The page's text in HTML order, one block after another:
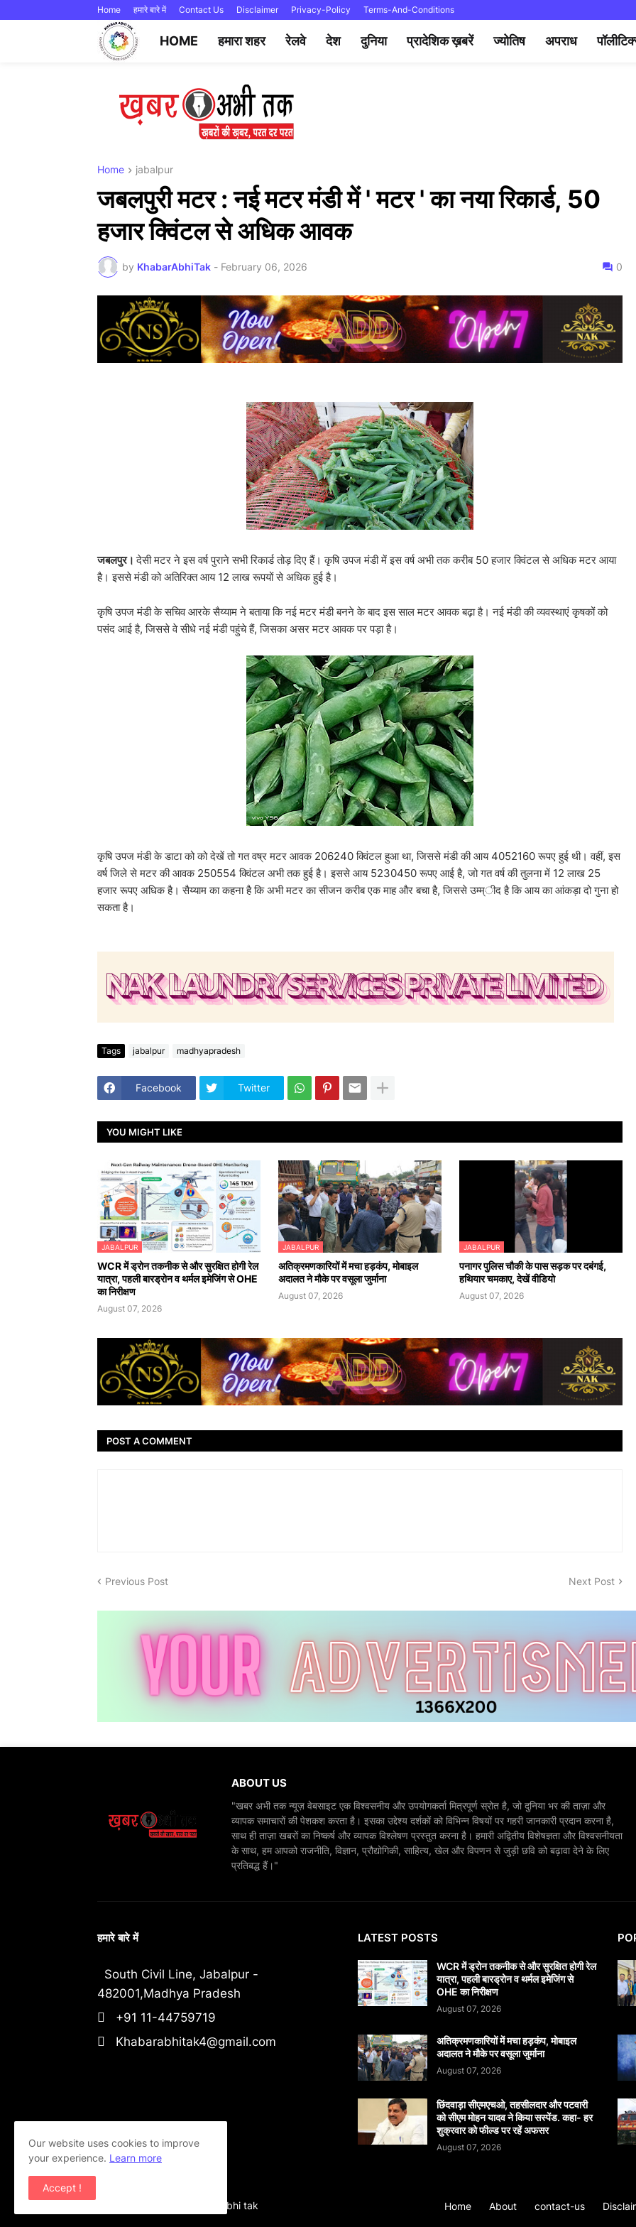
Home हमारे बारे में Contact Us Disclaimer Privacy-Policy Terms-And-Conditions
HOME हमारा शहर रेलवे देश दुनिया प्रादेशिक ख़बरें ज्योतिष अपराध
Home jabalpur
जबलपुरी मटर : नई मटर मंडी में ' मटर ' का नया रिकार्ड, 50
हजार क्विंटल से अधिक आवक
by KhabarAbhiTak - February 06, 2026 0
जबलपुर।देसी मटर ने इस वर्ष पुराने सभी रिकार्ड तोड़ दिए हैं। कृषि उपज मंडी में इस वर्ष अभी तक करीब 50 हजार क्विंटल से अधिक मटर आया
है। इससे मंडी को अतिरिक्त आय 12 लाख रूपयों से अधिक हुई है।
कृषि उपज मंडी के सचिव आरके सैय्याम ने बताया कि नई मटर मंडी बनने के बाद इस साल मटर आवक बढ़ा है। नई मंडी की व्यवस्थाएं कृषकों को
पसंद आई है, जिससे वे सीधे नई मंडी पहुंचे हैं, जिसका असर मटर आवक पर पड़ा है।
कृषि उपज मंडी के डाटा को को देखें तो गत वष्र मटर आवक 206240 क्विंटल हुआ था, जिससे मंडी की आय 4052160 रूपए हुई थी। वहीं, इस
वर्ष जिले से मटर की आवक 250554 क्विंटल अभी तक हुई है। इससे आय 5230450 रूपए आई है, जो गत वर्ष की तुलना में 12 लाख 25
हजार रूपए अधिक है। सैय्याम का कहना है कि अभी मटर का सीजन करीब एक माह और बचा है, जिससे उम्म्ीद है कि आय का आंकड़ा दो गुना हो
सकता है।
Tags jabalpur madhyapradesh
Facebook Twitter
YOU MIGHT LIKE
JABALPUR
WCR में ड्रोन तकनीक से और सुरक्षित होगी रेल
यात्रा, पहली बारड्रोन व थर्मल इमेजिंग से OHE
का निरीक्षण
August 07, 2026
JABALPUR
अतिक्रमणकारियों में मचा हड़कंप, मोबाइल
अदालत ने मौके पर वसूला जुर्माना
August 07, 2026
JABALPUR
पनागर पुलिस चौकी के पास सड़क पर दबंगई,
हथियार चमकाए, देखें वीडियो
August 07, 2026
POST A COMMENT
Previous Post Next Post
ABOUT US
"खबर अभी तक न्यूज़ वेबसाइट एक विश्वसनीय और उपयोगकर्ता मित्रपूर्ण स्रोत है, जो दुनिया भर की ताज़ा और
व्यापक समाचारों की पेशकश करता है। इसका उद्देश्य दर्शकों को विभिन्न विषयों पर गहरी जानकारी प्रदान करना है,
साथ ही ताज़ा खबरों का निष्कर्ष और व्यापक विश्लेषण प्रस्तुत करना है। हमारी अद्वितीय विशेषज्ञता और विश्वसनीयता
के साथ, हम आपको राजनीति, विज्ञान, प्रौद्योगिकी, साहित्य, खेल और विपणन से जुड़ी छवि को बढ़ावा देने के लिए
प्रतिबद्ध हैं।"
हमारे बारे में
South Civil Line, Jabalpur -
482001,Madhya Pradesh
+91 11-44759719
Khabarabhitak4@gmail.com
LATEST POSTS
WCR में ड्रोन तकनीक से और सुरक्षित होगी रेल
यात्रा, पहली बारड्रोन व थर्मल इमेजिंग से
OHE का निरीक्षण
August 07, 2026
अतिक्रमणकारियों में मचा हड़कंप, मोबाइल
अदालत ने मौके पर वसूला जुर्माना
August 07, 2026
छिंदवाड़ा सीएमएचओ, तहसीलदार और पटवारी
को सीएम मोहन यादव ने किया सस्पेंड. कहा- हर
शुक्रवार को फील्ड पर रहें अफसर
August 07, 2026
khabar abhi tak Home About contact-us
Our website uses cookies to improve
your experience. Learn more
Accept !